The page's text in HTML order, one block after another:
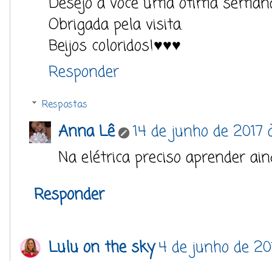
Obrigada pela visita.
Beijos coloridos!♥♥♥
Responder
Respostas
Anna Lê
14 de junho de 2017
Na elétrica preciso aprender
Responder
Lulu on the sky4 de junho de